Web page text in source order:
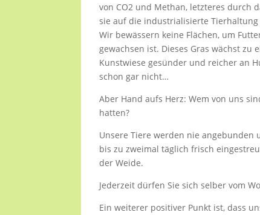
von CO2 und Methan, letzteres durch
sie auf die industrialisierte
Wir bewässern keine Flächen, um
gewachsen ist. Dieses Gras wächst
Kunstwiese gesünder und reicher an
schon gar nicht…
Aber Hand aufs Herz: Wem von uns
hatten?
Unsere Tiere werden nie angebunden
bis zu zweimal täglich frisch
der Weide.
Jederzeit dürfen Sie sich selber vom
Ein weiterer positiver Punkt ist, dass